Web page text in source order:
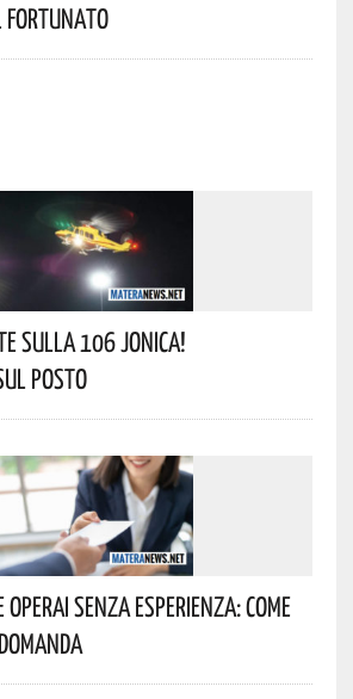
Fortunato
Sulla 106 Jonica!
Posto
Senza Esperienza: Come